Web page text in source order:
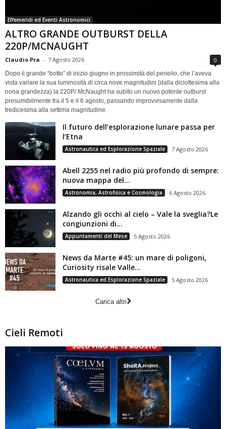
Effemeridi ed Eventi Astronomici
ALTRO GRANDE OUTBURST DELLA
220P/MCNAUGHT
Claudio Pra - 7 Agosto 2026 0
Dopo il grande “botto” di inizio giugno in prossimità del perielio, che l’aveva
vista variare la sua luminosità di circa nove magnitudini (dalla diciottesima alla
nona grandezza) la 220P/ McNaught ha subìto un nuovo potente outburst
presumibilmente tra il 5 e il 6 agosto, passando improvvisamente dalla
tredicesima alla settima magnitudine.
Il futuro dell’esplorazione lunare passa per
l’Etna
Astronautica ed Esplorazione Spaziale 7 Agosto 2026
Abell 2255 nel radio più profondo di sempre:
nuova mappa del...
Astronomia, Astrofisica e Cosmologia 6 Agosto 2026
Alzando gli occhi al cielo – Vale la sveglia?Le
congiunzioni di...
Appuntamenti del Mese 5 Agosto 2026
News da Marte #45: un mare di poligoni,
Curiosity risale Valle...
Astronautica ed Esplorazione Spaziale 5 Agosto 2026
Carica altri
Cieli Remoti